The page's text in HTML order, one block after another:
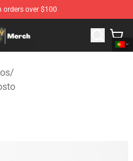
orders over $100
Stardew Valley
/